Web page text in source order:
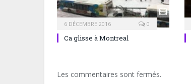
6 DÉCEMBRE 2016 0
Ca glisse à Montreal
Les commentaires sont fermés.